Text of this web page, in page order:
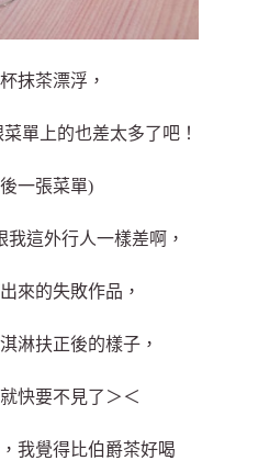
抹茶漂浮，
單上的也差太多了吧！
一張菜單)
這外行人一樣差啊，
來的失敗作品，
淋扶正後的樣子，
快要不見了＞＜
我覺得比伯爵茶好喝